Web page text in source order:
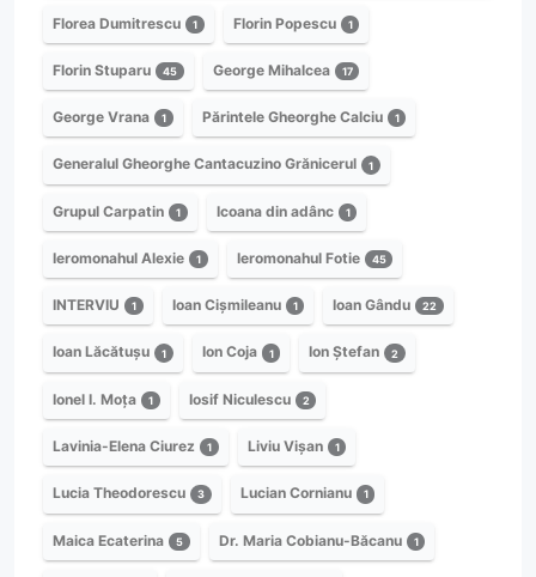
Florea Dumitrescu 1 Florin Popescu 1
Florin Stuparu 45 George Mihalcea 17
George Vrana 1 Părintele Gheorghe Calciu 1
Generalul Gheorghe Cantacuzino Grănicerul 1
Grupul Carpatin 1 Icoana din adânc 1
Ieromonahul Alexie 1 Ieromonahul Fotie 45
INTERVIU 1 Ioan Cișmileanu 1 Ioan Gându 22
Ioan Lăcătușu 1 Ion Coja 1 Ion Ștefan 2
Ionel I. Moța 1 Iosif Niculescu 2
Lavinia-Elena Ciurez 1 Liviu Vișan 1
Lucia Theodorescu 3 Lucian Cornianu 1
Maica Ecaterina 5 Dr. Maria Cobianu-Băcanu 1